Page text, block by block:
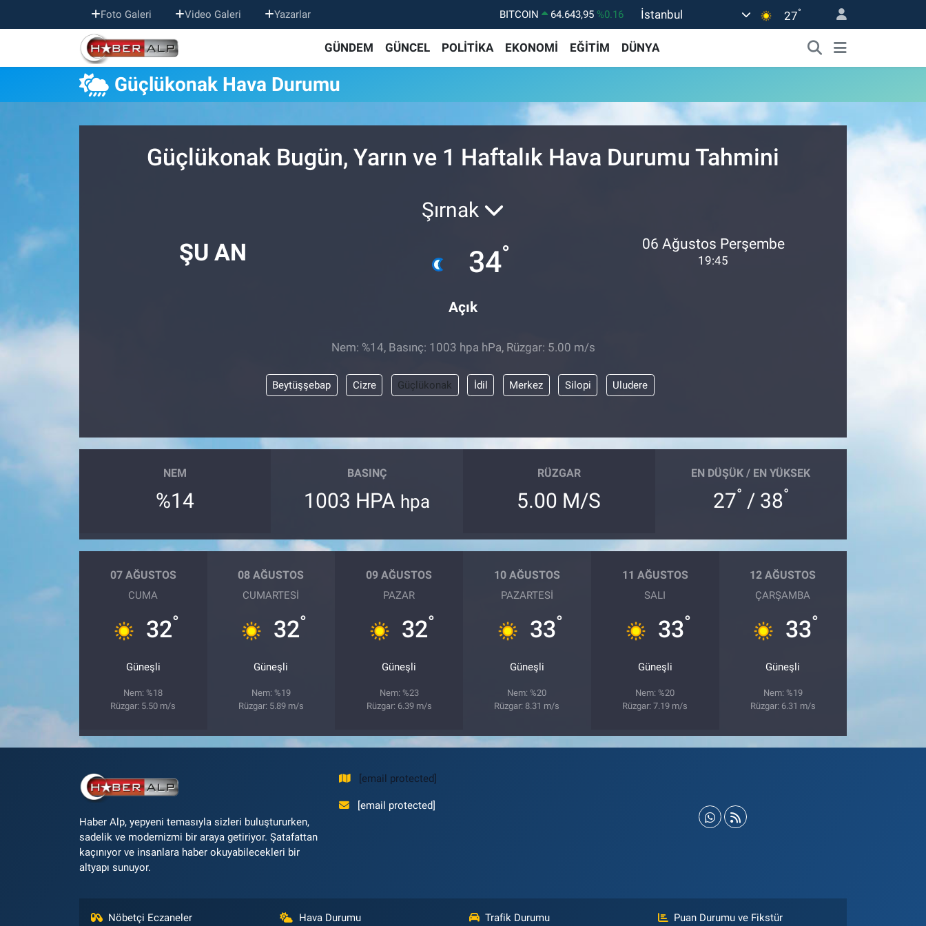
Foto Galeri Video Galeri Yazarlar BITCOIN 64.643,95 %0.16
47,6006
%0.06
EURO
55,0250 %0.02
GRAM ALTIN
6513.94
İstanbul 27°
GÜNDEM GÜNCEL POLİTİKA EKONOMİ EĞİTİM DÜNYA
Güçlükonak Hava Durumu
Güçlükonak Bugün, Yarın ve 1 Haftalık Hava Durumu Tahmini
ŞU AN
Şırnak
34°
Açık
06 Ağustos Perşembe
19:45
Nem: %14, Basınç: 1003 hpa hPa, Rüzgar: 5.00 m/s
Beytüşşebap Cizre Güçlükonak İdil Merkez Silopi Uludere
NEM
%14
BASINÇ
1003 HPA hpa
RÜZGAR
5.00 M/S
EN DÜŞÜK / EN YÜKSEK
27° / 38°
07 AĞUSTOS
CUMA
32°
Güneşli
Nem: %18
Rüzgar: 5.50 m/s
08 AĞUSTOS
CUMARTESI
32°
Güneşli
Nem: %19
Rüzgar: 5.89 m/s
09 AĞUSTOS
PAZAR
32°
Güneşli
Nem: %23
Rüzgar: 6.39 m/s
10 AĞUSTOS
PAZARTESI
33°
Güneşli
Nem: %20
Rüzgar: 8.31 m/s
11 AĞUSTOS
SALI
33°
Güneşli
Nem: %20
Rüzgar: 7.19 m/s
12 AĞUSTOS
ÇARŞAMBA
33°
Güneşli
Nem: %19
Rüzgar: 6.31 m/s
Haber Alp, yepyeni temasıyla sizleri buluştururken,
sadelik ve modernizmi bir araya getiriyor. Şatafattan
kaçınıyor ve insanlara haber okuyabilecekleri bir
altyapı sunuyor.
[email protected]
[email protected]
Nöbetçi Eczaneler Hava Durumu Trafik Durumu Puan Durumu ve Fikstür
Nöbetçi Eczaneler
Hava Durumu
Trafik Durumu
Süper Lig Puan Durumu ve Fikstür
Son Dakika Haberleri